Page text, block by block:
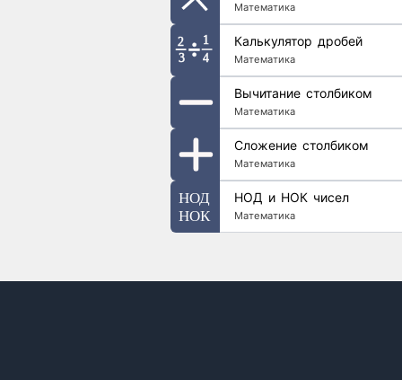
Математика
Калькулятор дробей
Математика
Вычитание столбиком
Математика
Сложение столбиком
Математика
НОД и НОК чисел
Математика